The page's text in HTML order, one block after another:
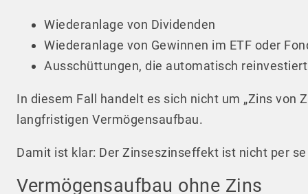
Wiederanlage von Dividenden
Wiederanlage von Gewinnen im ETF oder
Ausschüttungen, die automatisch
In diesem Fall handelt es sich nicht um „Zins
langfristigen Vermögensaufbau.
Damit ist klar: Der Zinseszinseffekt ist nicht per
Vermögensaufbau ohne Zins